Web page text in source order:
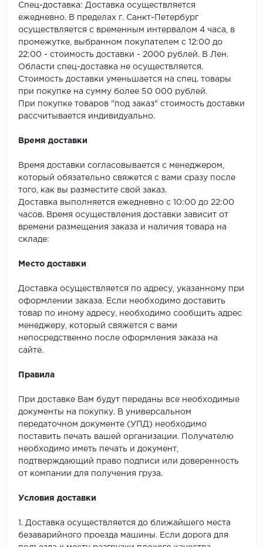
SPC Stronghold
Tulesna
Vinilam
Wonderful Vinyl
Спец-доставка: Доставка осуществляется
ежедневно. В пределах г. Санкт-Петербург
осуществляется с временным интервалом 4 часа, в
промежутке, выбранном покупателем с 12:00 до
22:00 - стоимость доставки - 2000 рублей. В Лен.
Области спец-доставка не осуществляется.
Стоимость доставки уменьшается на спец. товары
при покупке на сумму более 50 000 рублей.
При покупке товаров "под заказ" стоимость доставки
рассчитывается индивидуально.
Время доставки
Время доставки согласовывается с менеджером,
который обязательно свяжется с вами сразу после
того, как вы разместите свой заказ.
Доставка выполняется ежедневно с 10:00 до 22:00
часов. Время осуществления доставки зависит от
времени размещения заказа и наличия товара на
складе:
Место доставки
Доставка осуществляется по адресу, указанному при
оформлении заказа. Если необходимо доставить
товар по иному адресу, необходимо сообщить адрес
менеджеру, который свяжется с вами
непосредственно после оформления заказа на
сайте.
Правила
При доставке Вам будут переданы все необходимые
документы на покупку. В универсальном
передаточном документе (УПД) необходимо
поставить печать вашей организации. Получателю
необходимо иметь печать и документ,
подтверждающий право подписи или доверенность
от компании для получения груза.
Условия доставки
1. Доставка осуществляется до ближайшего места
безаварийного проезда машины. Если дорога для